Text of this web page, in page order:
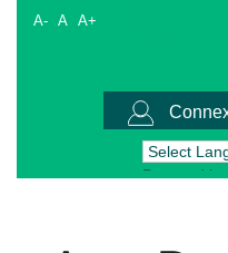
A- A A+
Powered